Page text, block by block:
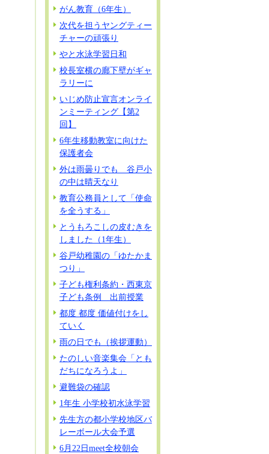
がん教育（6年生）
次代を担うヤングティー
チャーの頑張り
やと水泳学習日和
校長室横の廊下壁がギャ
ラリーに
いじめ防止宣言オンライ
ンミーティング【第2
回】
6年生移動教室に向けた
保護者会
外は雨曇りでも 谷戸小
の中は晴天なり
教育公務員として「使命
を全うする」
とうもろこしの皮むきを
しました（1年生）
谷戸幼稚園の「ゆたかま
つり」
子ども権利条約・西東京
子ども条例 出前授業
都度 都度 価値付けをし
ていく
雨の日でも（挨拶運動）
たのしい音楽集会「とも
だちになろうよ」
避難袋の確認
1年生 小学校初水泳学習
先生方の都小学校地区バ
レーボール大会予選
6月22日meet全校朝会